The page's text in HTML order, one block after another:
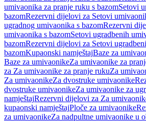
umivaonika za pranje ruku s bazomSetovi
bazomRezervni dijelovi za Setovi
ugradnog umivaonika s bazomRezervni
umivaonika s bazomSetovi ugradbenih
bazomRezervni dijelovi za Setovi
bazomKupaonski namještajBaze za
Baze za umivaonikeZa umivaonike za
za Za umivaonike za pranje rukuZa
Za umivaonikeZa dvostruke umivaonike
dvostruke umivaonikeZa umivaonike za
namještajRezervni dijelovi za Za
kupaonski namještajPloče za umivaonike
za umivaonikeZa nadpultne umivaonike u